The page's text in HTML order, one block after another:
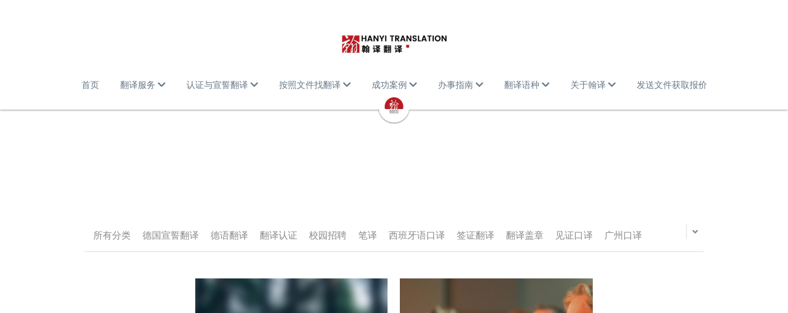
首页 翻译服务 认证与宣誓翻译 按照文件找翻译 成功案例 办事指南 翻译语种 关于翰译 发送文件获取报价
所有分类 德国宣誓翻译 德语翻译 翻译认证 校园招聘 笔译 西班牙语口译 签证翻译 翻译盖章 见证口译 广州口译